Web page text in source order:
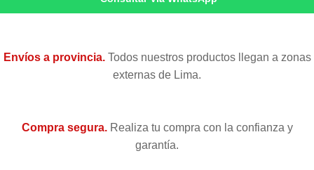
Nuevo — Original de fábrica
Envíos a provincia.Todos nuestros productos llegan a zonas
externas de Lima.
Compra segura.Realiza tu compra con la confianza y
garantía.